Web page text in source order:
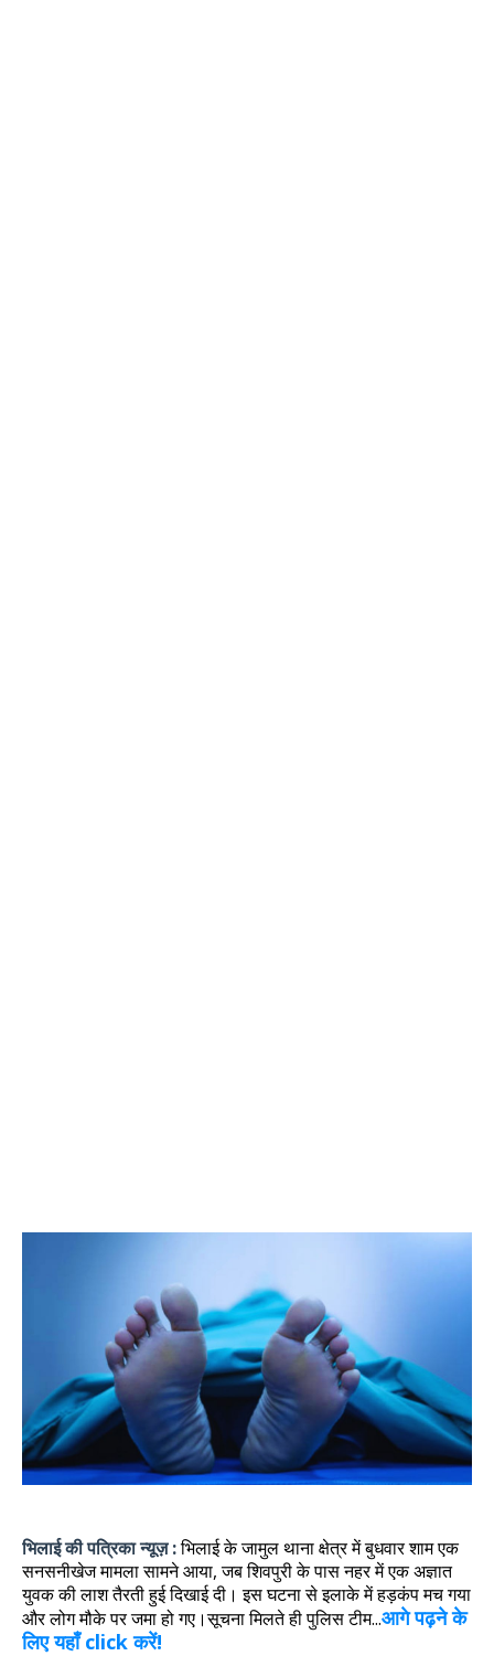
भिलाई की पत्रिका न्यूज़ :भिलाई के जामुल थाना क्षेत्र में बुधवार शाम एक
सनसनीखेज मामला सामने आया, जब शिवपुरी के पास नहर में एक अज्ञात
युवक की लाश तैरती हुई दिखाई दी। इस घटना से इलाके में हड़कंप मच गया
और लोग मौके पर जमा हो गए।सूचना मिलते ही पुलिस टीम...आगे पढ़ने के
लिए यहाँ click करें!